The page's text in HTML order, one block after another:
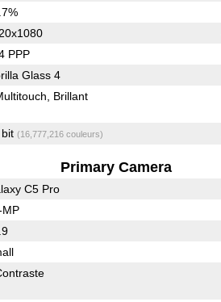
PPP
Glass 4
Brillant
(16,777,216 couleurs)
Primary Camera
C5 Pro
MP